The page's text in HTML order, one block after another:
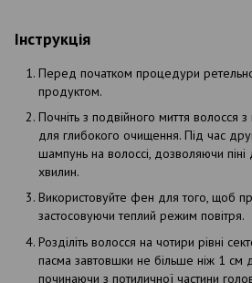
Інструкція
Перед початком процедури ретельно
продуктом.
Почніть з подвійного миття волосся
для глибокого очищення. Під час
шампунь на волоссі, дозволяючи піні
хвилин.
Використовуйте фен для того, щоб
застосовуючи теплий режим повітря.
Розділіть волосся на чотири рівні
пасма завтовшки не більше ніж 1 см
починаючи з потиличної частини